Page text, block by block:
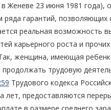
Женеве 23 июня 1981 года),
ряда гарантий,
реальная возможность
карьерного роста и
женщина, имеющая
трудовую
Трудового кодекса
лет, предоставляются